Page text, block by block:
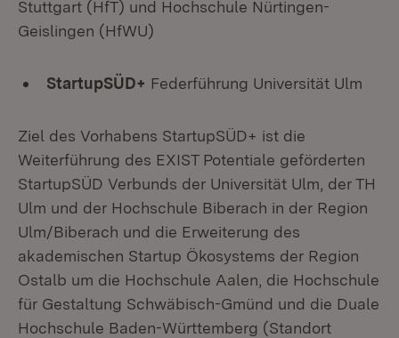
Stuttgart (HfT) und Hochschule Nürtingen-
Geislingen (HfWU)
StartupSÜD+ Federführung Universität Ulm
Ziel des Vorhabens StartupSÜD+ ist die
Weiterführung des EXIST Potentiale geförderten
StartupSÜD Verbunds der Universität Ulm, der TH
Ulm und der Hochschule Biberach in der Region
Ulm/Biberach und die Erweiterung des
akademischen Startup Ökosystems der Region
Ostalb um die Hochschule Aalen, die Hochschule
für Gestaltung Schwäbisch-Gmünd und die Duale
Hochschule Baden-Württemberg (Standort